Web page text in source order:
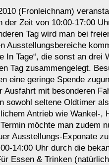
(Fronleichnam)
Zeit von 10:00-17:00
Tag wird man bei
Ausstellungsbereiche
In Tage“, die sonst an drei
Tag zusammengelegt.
eine geringe Spende
Ausfahrt mit besonderen
sowohl seltene Oldtimer
Antrieb wie Wankel-,
möchte man zudem
Ausstellungs-Exponate
14:00 Uhr durch die
Essen & Trinken